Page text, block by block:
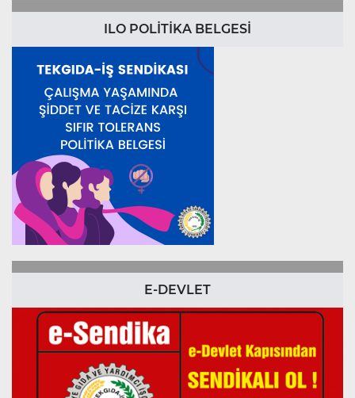
ILO POLİTİKA BELGESİ
E-DEVLET